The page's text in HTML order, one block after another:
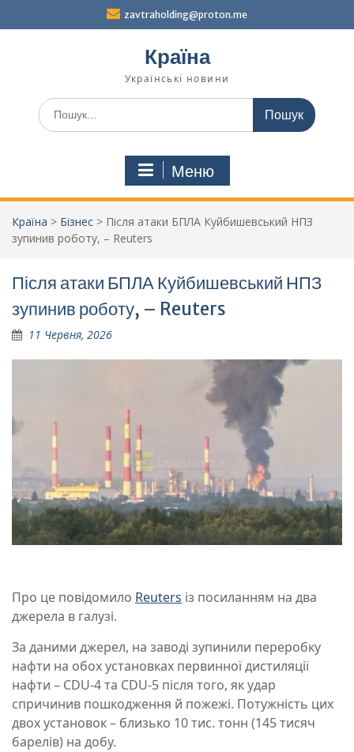
zavtraholding@proton.me
Країна
Українські новини
Шукати:
Меню
Країна > Бізнес > Після атаки БПЛА Куйбишевський НПЗ
зупинив роботу, – Reuters
Після атаки БПЛА Куйбишевський НПЗ
зупинив роботу, – Reuters
11 Червня, 2026
Про це повідомило Reuters із посиланням на два
джерела в галузі.
За даними джерел, на заводі зупинили переробку
нафти на обох установках первинної дистиляції
нафти – CDU-4 та CDU-5 після того, як удар
спричинив пошкодження й пожежі. Потужність цих
двох установок – близько 10 тис. тонн (145 тисяч
барелів) на добу.